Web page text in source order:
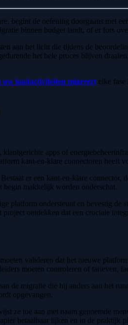
begint de oefening doorgaans
binnen budget landt, of er fors
aan het licht die tijdens de
het hele proces blijven
uw laadactiviteiten migreert elke
apps of
kant-en-klare connectoren heeft
er een kant-en-klare
begin makkelijk worden onderschat.
platform ondersteunt en bevestig
ontdekken dat een cruciale
valideren dat het nieuwe
moeten controleren of tarieven,
de migratie die hij anders aan het
opgevangen.
ze toe aan met naam genoemde
betaalbaar lijken en in de praktijk